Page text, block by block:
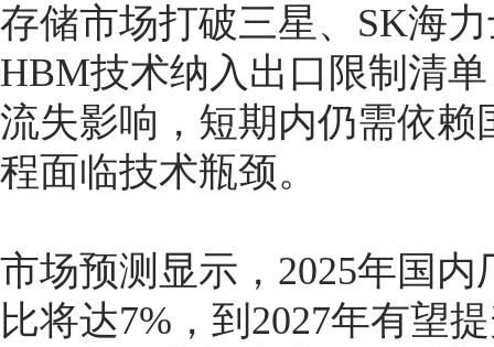
存储市场打破三星、SK海
HBM技术纳入出口限制清
流失影响，短期内仍需依
程面临技术瓶颈。
市场预测显示，2025年国
比将达7%，到2027年有望